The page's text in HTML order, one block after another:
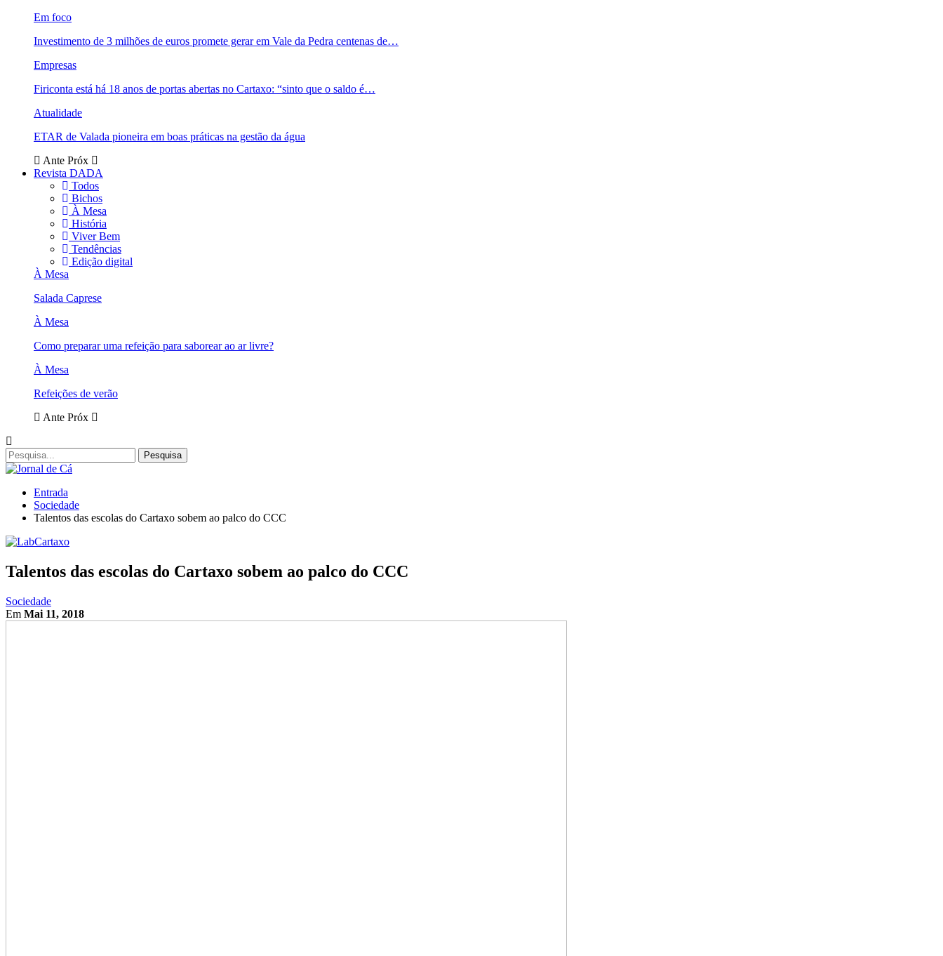
Em foco
Investimento de 3 milhões de euros promete gerar em Vale da Pedra centenas de…
Empresas
Firiconta está há 18 anos de portas abertas no Cartaxo: “sinto que o saldo é…
Atualidade
ETAR de Valada pioneira em boas práticas na gestão da água
Ante Próx
Revista DADA
Todos
Bichos
À Mesa
História
Viver Bem
Tendências
Edição digital
À Mesa
Salada Caprese
À Mesa
Como preparar uma refeição para saborear ao ar livre?
À Mesa
Refeições de verão
Ante Próx
Entrada
Sociedade
Talentos das escolas do Cartaxo sobem ao palco do CCC
Talentos das escolas do Cartaxo sobem ao palco do CCC
Sociedade
Em Mai 11, 2018